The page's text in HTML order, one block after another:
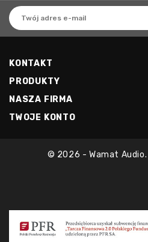
KONTAKT
PRODUKTY
NASZA FIRMA
TWOJE KONTO
© 2026 - Wamat Audio.